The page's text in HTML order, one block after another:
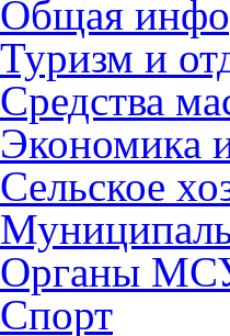
Общая
Туризм и
Средства
Экономика
Сельское
Органы
Спорт